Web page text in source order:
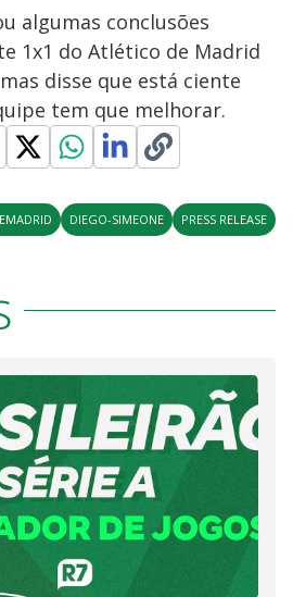
algumas conclusões
1x1 do Atlético de Madrid
disse que está ciente
tem que melhorar.
DIEGO-SIMEONE PRESS RELEASE